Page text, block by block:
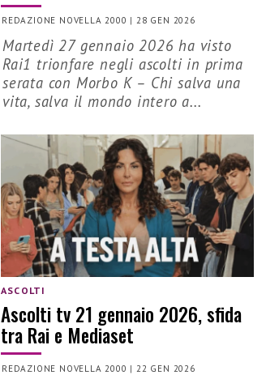
REDAZIONE NOVELLA 2000 |28 GEN 2026
Martedì 27 gennaio 2026 ha visto
Rai1 trionfare negli ascolti in prima
serata con Morbo K – Chi salva una
vita, salva il mondo intero a...
ASCOLTI
Ascolti tv 21 gennaio 2026, sfida
tra Rai e Mediaset
REDAZIONE NOVELLA 2000 |22 GEN 2026